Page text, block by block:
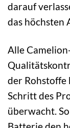
darauf
das höchsten
Alle
der
Schritt des
überwacht.